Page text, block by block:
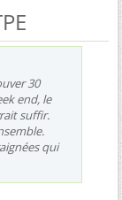
30
end, le
suffir.
qui